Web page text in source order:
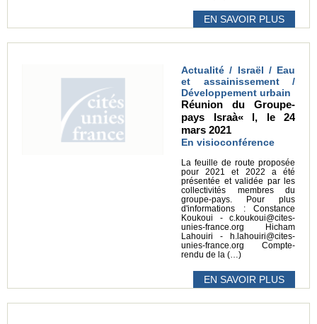
EN SAVOIR PLUS
Actualité / Israël / Eau
et assainissement /
Développement urbain
Réunion du Groupe-
pays Israà« l, le 24
mars 2021
En visioconférence
La feuille de route proposée
pour 2021 et 2022 a été
présentée et validée par les
collectivités membres du
groupe-pays. Pour plus
d'informations : Constance
Koukoui - c.koukoui@cites-
unies-france.org Hicham
Lahouiri - h.lahouiri@cites-
unies-france.org Compte-
rendu de la (…)
EN SAVOIR PLUS